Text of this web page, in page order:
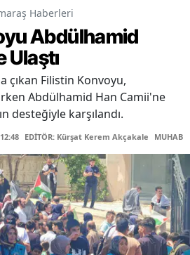
Haberleri
Abdülhamid
Ulaştı
çıkan Filistin Konvoyu,
Abdülhamid Han Camii'ne
desteğiyle karşılandı.
EDİTÖR: Kürşat Kerem Akçakale